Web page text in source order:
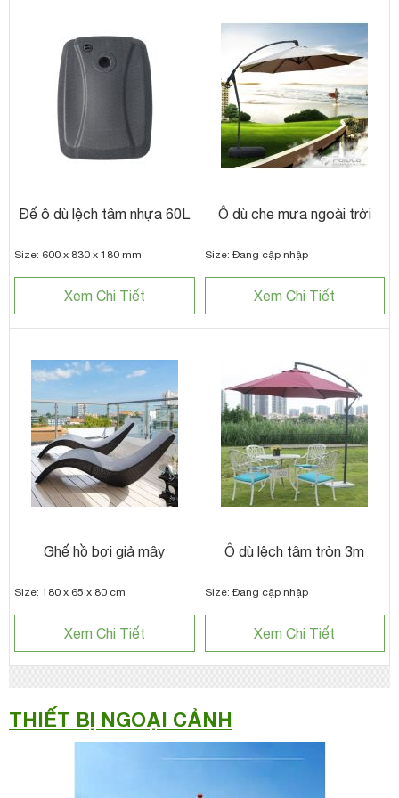
Đế ô dù lệch tâm nhựa 60L
Size: 600 x 830 x 180 mm
Xem Chi Tiết
Ô dù che mưa ngoài trời
Size: Đang cập nhập
Xem Chi Tiết
Ghế hồ bơi giả mây
Size: 180 x 65 x 80 cm
Xem Chi Tiết
Ô dù lệch tâm tròn 3m
Size: Đang cập nhập
Xem Chi Tiết
THIẾT BỊ NGOẠI CẢNH